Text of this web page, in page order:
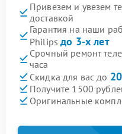
Привезем и увезем
доставкой
Гарантия на наши
Philipsдо 3-х лет
Срочный ремонт
часа
Скидка для вас до
Получите 1500
Оригинальные